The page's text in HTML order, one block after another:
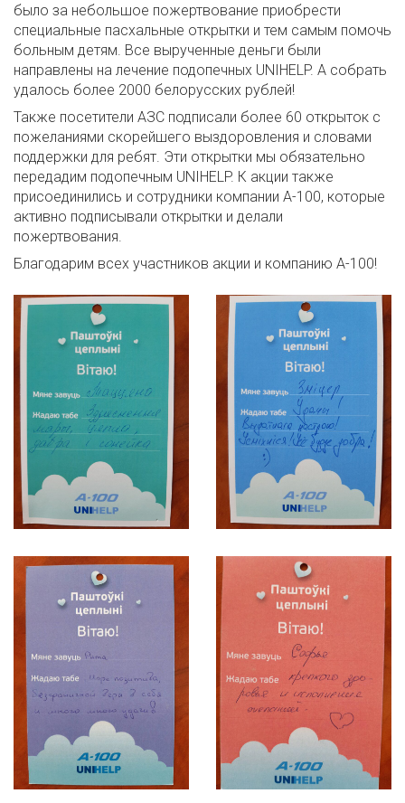
было за небольшое пожертвование приобрести
специальные пасхальные открытки и тем самым помочь
больным детям. Все вырученные деньги были
направлены на лечение подопечных UNIHELP. А собрать
удалось более 2000 белорусских рублей!
Также посетители АЗС подписали более 60 открыток с
пожеланиями скорейшего выздоровления и словами
поддержки для ребят. Эти открытки мы обязательно
передадим подопечным UNIHELP. К акции также
присоединились и сотрудники компании А-100, которые
активно подписывали открытки и делали
пожертвования.
Благодарим всех участников акции и компанию А-100!